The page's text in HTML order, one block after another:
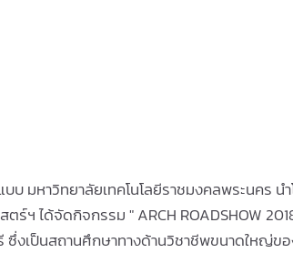
มหาวิทยาลัยเทคโนโลยีราชมงคลพระนคร น
ฯ ได้จัดกิจกรรม " ARCH ROADSHOW
งเป็นสถานศึกษาทางด้านวิชาชีพขนาดใหญ่ข